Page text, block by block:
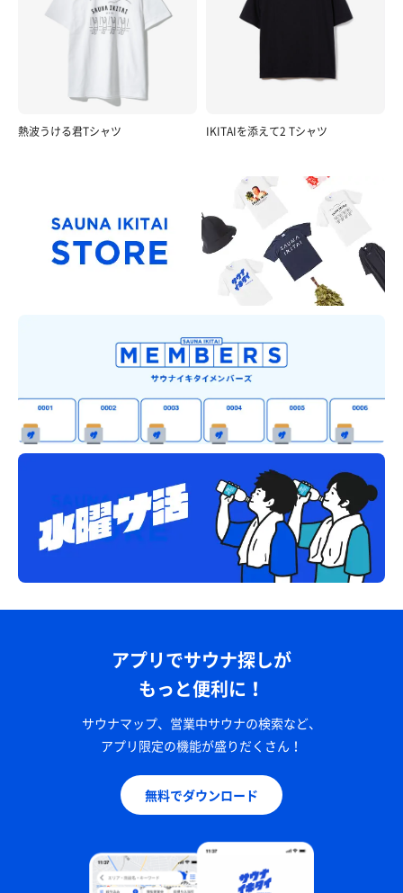
熱波うける君Tシャツ IKITAIを添えて2 Tシャツ
アプリでサウナ探しが
もっと便利に！
サウナマップ、営業中サウナの検索など、
アプリ限定の機能が盛りだくさん！
無料でダウンロード